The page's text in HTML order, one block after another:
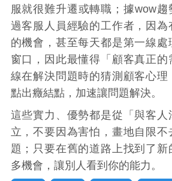
服就很難升遷或轉職；據wow趨
過客服人員經驗的工作者，因為
的機會，甚至每天都是第一線
窗口，因此最懂得「顧客真正的
線在解決問題時的猜測顧客心理
點出癥結點，加速讓問題解決。
這些實力、優勢都是從「與客人
立，不要因為害怕，畫地自限不
題；只要在舊的道路上找到了新
多機會，讓別人看到你的能力。